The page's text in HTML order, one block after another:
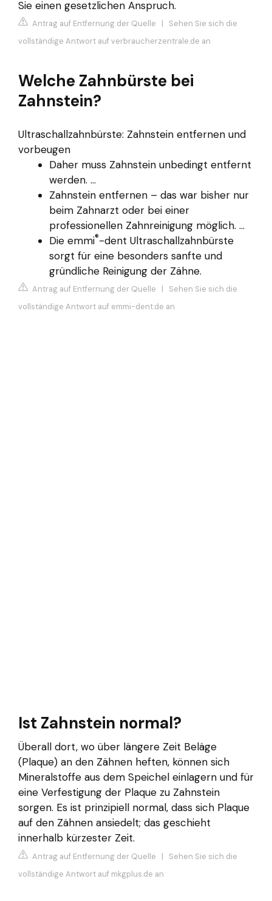
Sie einen gesetzlichen Anspruch.
Antrag auf Entfernung der Quelle | Sehen Sie sich die
vollständige Antwort auf verbraucherzentrale.de an
Welche Zahnbürste bei
Zahnstein?
Ultraschallzahnbürste: Zahnstein entfernen und
vorbeugen
Daher muss Zahnstein unbedingt entfernt
werden. ...
Zahnstein entfernen – das war bisher nur
beim Zahnarzt oder bei einer
professionellen Zahnreinigung möglich. ...
Die emmi®-dent Ultraschallzahnbürste
sorgt für eine besonders sanfte und
gründliche Reinigung der Zähne.
Antrag auf Entfernung der Quelle | Sehen Sie sich die
vollständige Antwort auf emmi-dent.de an
Ist Zahnstein normal?
Überall dort, wo über längere Zeit Beläge
(Plaque) an den Zähnen heften, können sich
Mineralstoffe aus dem Speichel einlagern und für
eine Verfestigung der Plaque zu Zahnstein
sorgen. Es ist prinzipiell normal, dass sich Plaque
auf den Zähnen ansiedelt; das geschieht
innerhalb kürzester Zeit.
Antrag auf Entfernung der Quelle | Sehen Sie sich die
vollständige Antwort auf mkgplus.de an